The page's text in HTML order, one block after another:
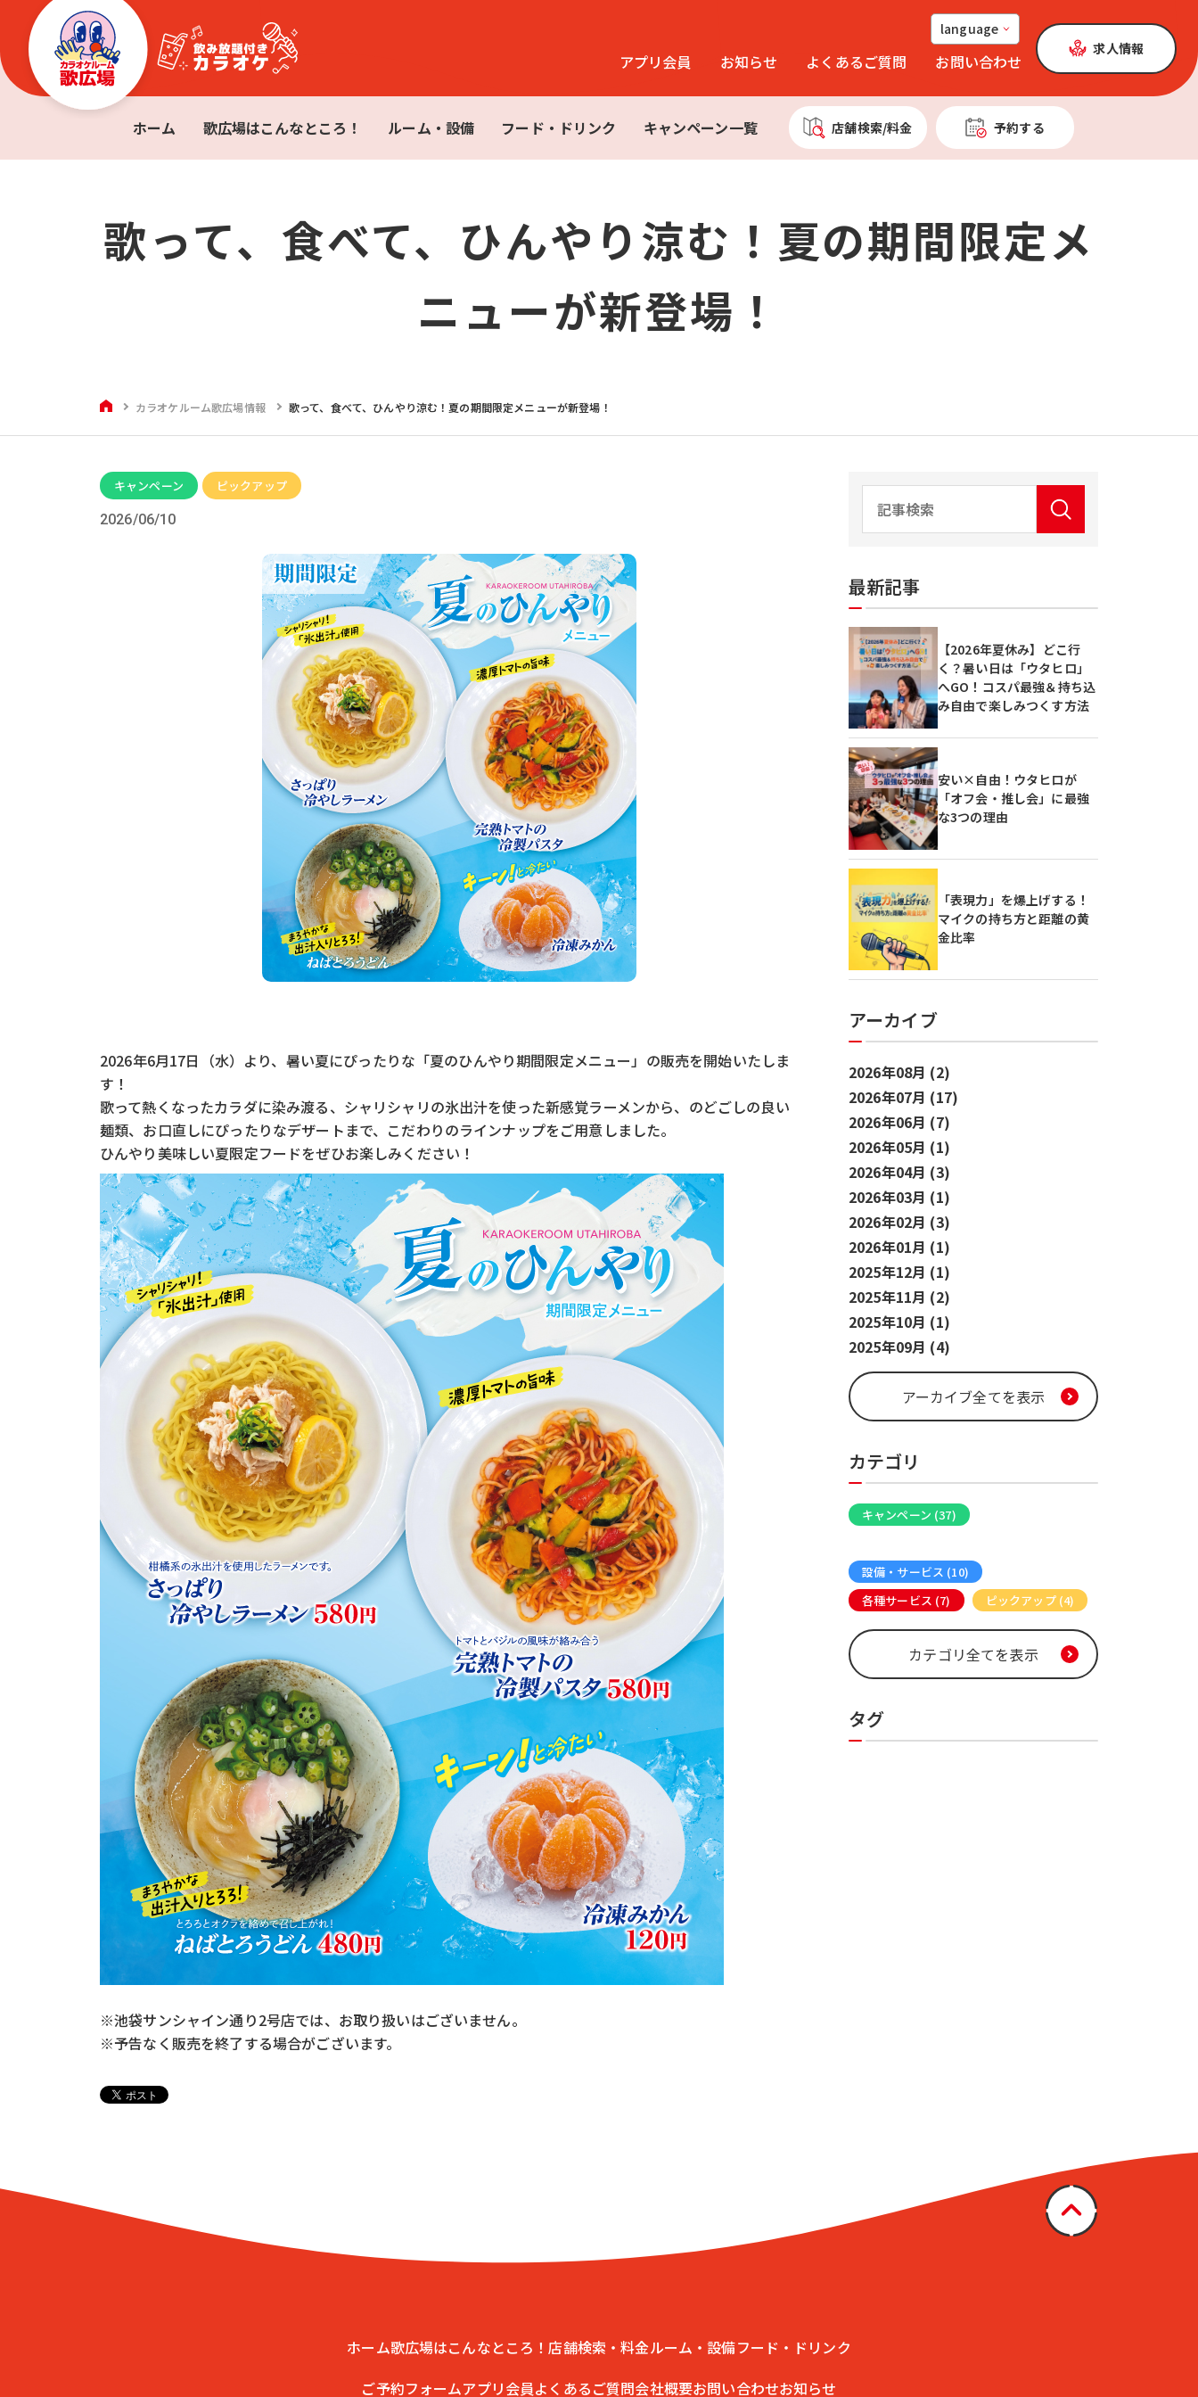
language
アプリ会員 お知らせ よくあるご質問 お問い合わせ
求人情報
ホーム 歌広場はこんなところ！ ルーム・設備 フード・ドリンク キャンペーン一覧 店舗検索/料金 予約する
歌って、食べて、ひんやり涼む！夏の期間限定メ
ニューが新登場！
HOMEカラオケルーム歌広場情報 歌って、食べて、ひんやり涼む！夏の期間限定メニューが新登場！
キャンペーン
ピックアップ
2026/06/10
2026年6月17日（水）より、暑い夏にぴったりな「夏のひんやり期間限定メニュー」の販売を開始いたしま
す！
歌って熱くなったカラダに染み渡る、シャリシャリの氷出汁を使った新感覚ラーメンから、のどごしの良い
麺類、お口直しにぴったりなデザートまで、こだわりのラインナップをご用意しました。
ひんやり美味しい夏限定フードをぜひお楽しみください！
※池袋サンシャイン通り2号店では、お取り扱いはございません。
※予告なく販売を終了する場合がございます。
最新記事
【2026年夏休み】どこ行
く？暑い日は「ウタヒロ」
へGO！コスパ最強＆持ち込
み自由で楽しみつくす方法
安い×自由！ウタヒロが
「オフ会・推し会」に最強
な3つの理由
「表現力」を爆上げする！
マイクの持ち方と距離の黄
金比率
アーカイブ
2026年08月 (2)
2026年07月 (17)
2026年06月 (7)
2026年05月 (1)
2026年04月 (3)
2026年03月 (1)
2026年02月 (3)
2026年01月 (1)
2025年12月 (1)
2025年11月 (2)
2025年10月 (1)
2025年09月 (4)
アーカイブ全てを表示
カテゴリ
キャンペーン (37)
設備・サービス (10)
各種サービス (7)
ピックアップ (4)
カテゴリ全てを表示
タグ
ホーム歌広場はこんなところ！店舗検索・料金ルーム・設備フード・ドリンク
ご予約フォームアプリ会員よくあるご質問会社概要お問い合わせお知らせ